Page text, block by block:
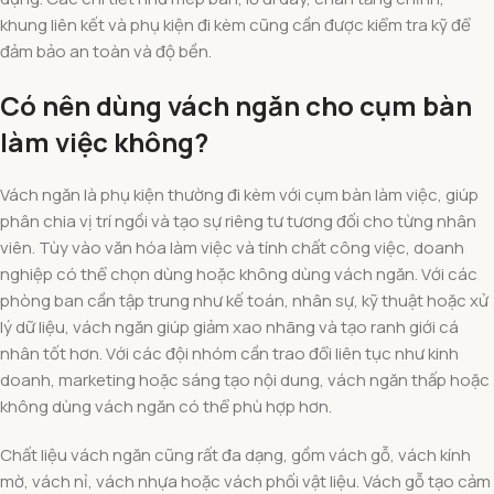
khung liên kết và phụ kiện đi kèm cũng cần được kiểm tra kỹ để
đảm bảo an toàn và độ bền.
Có nên dùng vách ngăn cho cụm bàn
làm việc không?
Vách ngăn là phụ kiện thường đi kèm với cụm bàn làm việc, giúp
phân chia vị trí ngồi và tạo sự riêng tư tương đối cho từng nhân
viên. Tùy vào văn hóa làm việc và tính chất công việc, doanh
nghiệp có thể chọn dùng hoặc không dùng vách ngăn. Với các
phòng ban cần tập trung như kế toán, nhân sự, kỹ thuật hoặc xử
lý dữ liệu, vách ngăn giúp giảm xao nhãng và tạo ranh giới cá
nhân tốt hơn. Với các đội nhóm cần trao đổi liên tục như kinh
doanh, marketing hoặc sáng tạo nội dung, vách ngăn thấp hoặc
không dùng vách ngăn có thể phù hợp hơn.
Chất liệu vách ngăn cũng rất đa dạng, gồm vách gỗ, vách kính
mờ, vách nỉ, vách nhựa hoặc vách phối vật liệu. Vách gỗ tạo cảm